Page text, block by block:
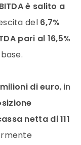
è salito a
del 6,7%
pari al 16,5%
milioni di euro, in
netta di 111